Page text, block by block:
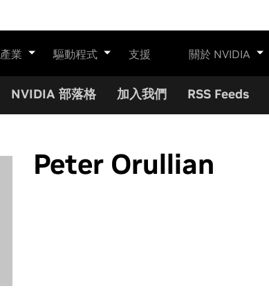
產業 驅動程式 支援 關於 NVIDIA
NVIDIA 部落格 加入我們 RSS Feeds
Peter Orullian